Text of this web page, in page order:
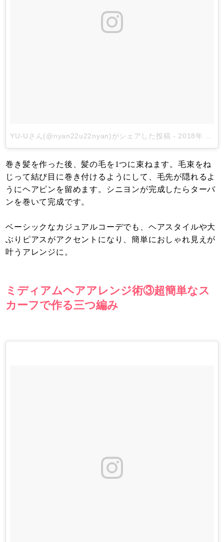
YU-Uさん(@nyan22u22nyan)がシェアした投稿 - 2018年 7月月5日午後5時00分PDT
巻き髪を作った後、髪の毛を1つに束ねます。毛束をね
じって結び目に巻き付けるようにして、毛先が隠れるよ
うにヘアピンを留めます。シニヨンが完成したらターバ
ンを巻いて完成です。
ベーシックなカジュアルコーデでも、ヘアスタイルや大
ぶりピアスがアクセントになり、簡単におしゃれ見えが
叶うアレンジに。
ミディアムヘアアレンジ術③超簡単なス
カーフで作る三つ編み